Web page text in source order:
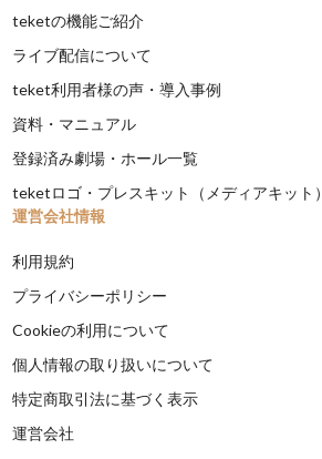
teketの機能ご紹介
ライブ配信について
teket利用者様の声・導入事例
資料・マニュアル
登録済み劇場・ホール一覧
teketロゴ・プレスキット（メディアキット）
運営会社情報
利用規約
プライバシーポリシー
Cookieの利用について
個人情報の取り扱いについて
特定商取引法に基づく表示
運営会社